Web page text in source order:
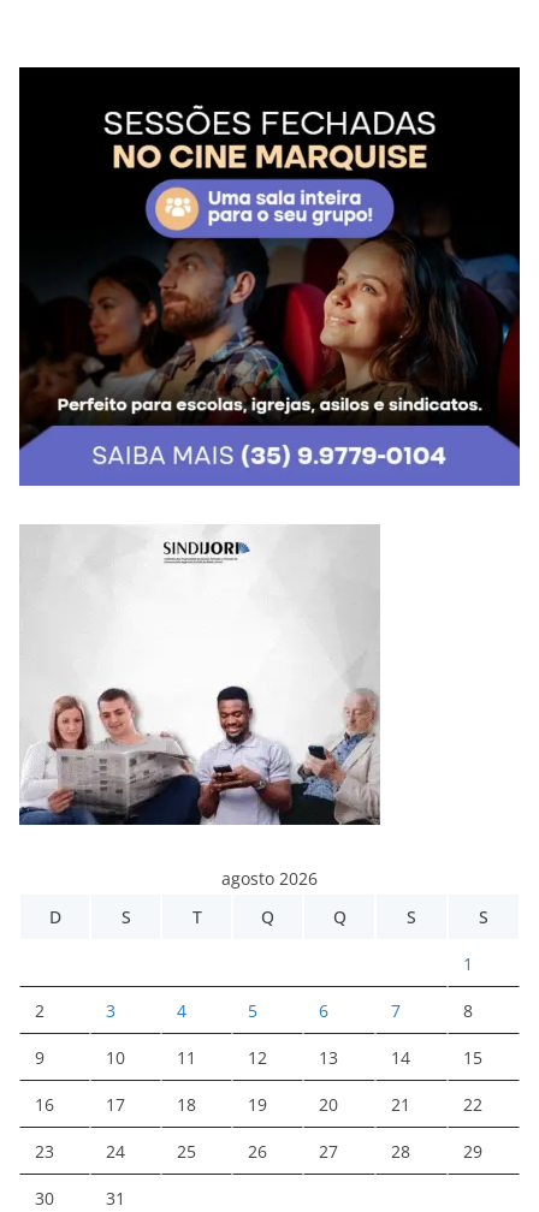
agosto 2026
D
S T Q Q S S
1
2 3 4 5 6 7 8
9 10 11 12 13 14 15
16 17 18 19 20 21 22
23 24 25 26 27 28 29
30 31